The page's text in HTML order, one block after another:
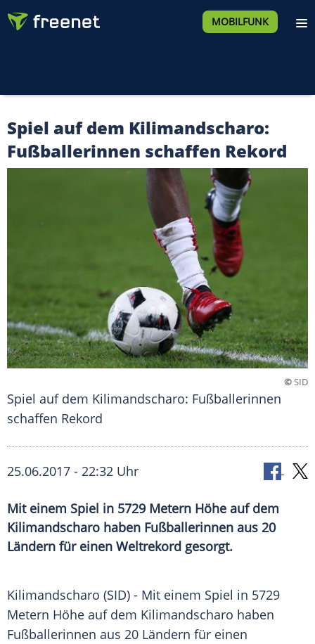
MOBILFUNK
Spiel auf dem Kilimandscharo:
Fußballerinnen schaffen Rekord
©SID
Spiel auf dem Kilimandscharo: Fußballerinnen
schaffen Rekord
25.06.2017 - 22:32 Uhr
Mit einem Spiel in 5729 Metern Höhe auf dem
Kilimandscharo haben Fußballerinnen aus 20
Ländern für einen Weltrekord gesorgt.
Kilimandscharo (SID) - Mit einem Spiel in 5729
Metern Höhe auf dem Kilimandscharo haben
Fußballerinnen aus 20 Ländern für einen